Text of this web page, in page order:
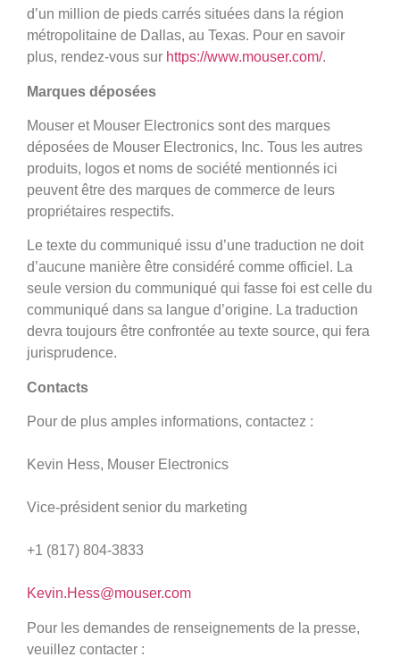
d’un million de pieds carrés situées dans la région
métropolitaine de Dallas, au Texas. Pour en savoir
plus, rendez-vous sur https://www.mouser.com/.
Marques déposées
Mouser et Mouser Electronics sont des marques
déposées de Mouser Electronics, Inc. Tous les autres
produits, logos et noms de société mentionnés ici
peuvent être des marques de commerce de leurs
propriétaires respectifs.
Le texte du communiqué issu d’une traduction ne doit
d’aucune manière être considéré comme officiel. La
seule version du communiqué qui fasse foi est celle du
communiqué dans sa langue d’origine. La traduction
devra toujours être confrontée au texte source, qui fera
jurisprudence.
Contacts
Pour de plus amples informations, contactez :
Kevin Hess, Mouser Electronics
Vice-président senior du marketing
+1 (817) 804-3833
Kevin.Hess@mouser.com
Pour les demandes de renseignements de la presse,
veuillez contacter :